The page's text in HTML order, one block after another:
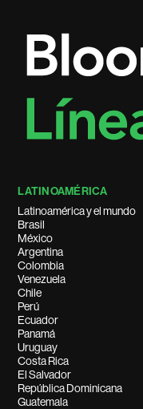
LATINOAMÉRICA
Latinoamérica y el mundo
Brasil
México
Argentina
Colombia
Venezuela
Chile
Perú
Ecuador
Panamá
Uruguay
Costa Rica
El Salvador
República Dominicana
Guatemala